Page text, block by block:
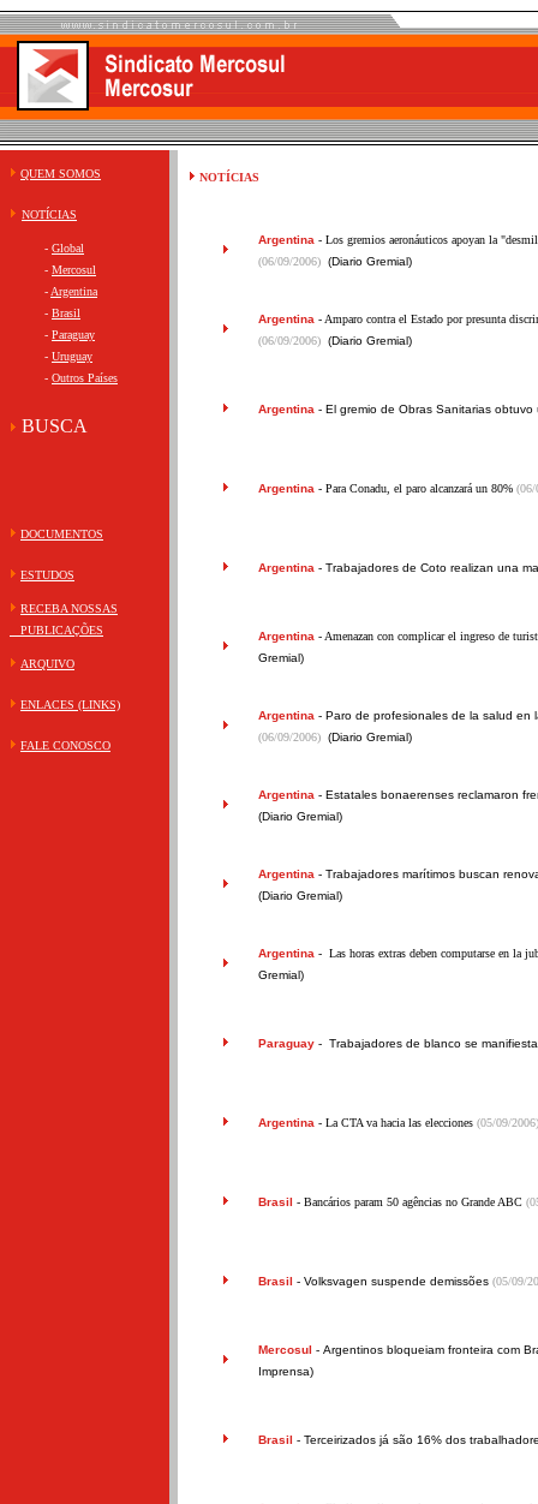
QUEM SOMOS
NOTÍCIAS
- Global
- Mercosul
- Argentina
- Brasil
- Paraguay
- Uruguay
- Outros Países
BUSCA
DOCUMENTOS
ESTUDOS
RECEBA NOSSAS
PUBLICAÇÕES
ARQUIVO
ENLACES (LINKS)
FALE CONOSCO
NOTÍCIAS
Argentina - Los gremios aeronáuticos apoyan la
(06/09/2006) (Diario Gremial)
Argentina - Amparo contra el Estado por presunta
(06/09/2006) (Diario Gremial)
Argentina - El gremio de Obras Sanitarias obtuvo
Argentina - Para Conadu, el paro alcanzará un 80% (06/
Argentina - Trabajadores de Coto realizan una
Argentina - Amenazan con complicar el ingreso de
Gremial)
Argentina - Paro de profesionales de la salud en
(06/09/2006) (Diario Gremial)
Argentina - Estatales bonaerenses reclamaron
(Diario Gremial)
Argentina - Trabajadores marítimos buscan
(Diario Gremial)
Argentina - Las horas extras deben computarse en la
Gremial)
Paraguay- Trabajadores de blanco se
Argentina - La CTA va hacia las elecciones (05/09/2006)
Brasil - Bancários param 50 agências no Grande ABC
Brasil - Volksvagen suspende demissões (05/09/
Mercosul - Argentinos bloqueiam fronteira com
Imprensa)
Brasil - Terceirizados já são 16% dos